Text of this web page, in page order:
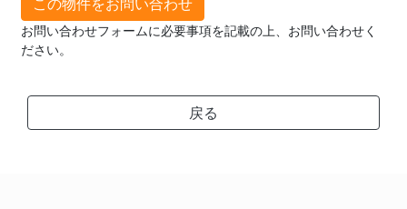
この物件をお問い合わせ
お問い合わせフォームに必要事項を記載の上、お問い合わせく
ださい。
戻る